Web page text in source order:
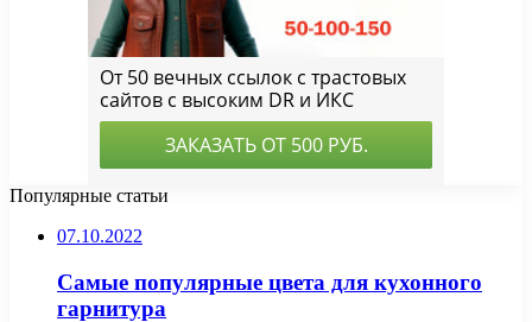
Популярные статьи
07.10.2022
Самые популярные цвета для кухонного
гарнитура